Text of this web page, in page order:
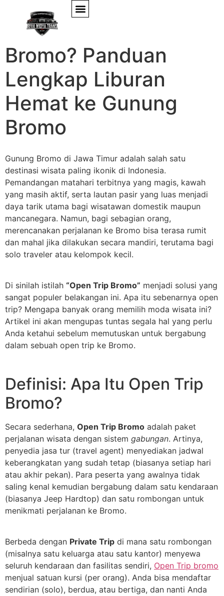
Apa Itu Open Trip
Bromo? Panduan
Lengkap Liburan
Hemat ke Gunung
Bromo
Gunung Bromo di Jawa Timur adalah salah satu
destinasi wisata paling ikonik di Indonesia.
Pemandangan matahari terbitnya yang magis, kawah
yang masih aktif, serta lautan pasir yang luas menjadi
daya tarik utama bagi wisatawan domestik maupun
mancanegara. Namun, bagi sebagian orang,
merencanakan perjalanan ke Bromo bisa terasa rumit
dan mahal jika dilakukan secara mandiri, terutama bagi
solo traveler atau kelompok kecil.
Di sinilah istilah “Open Trip Bromo” menjadi solusi yang
sangat populer belakangan ini. Apa itu sebenarnya open
trip? Mengapa banyak orang memilih moda wisata ini?
Artikel ini akan mengupas tuntas segala hal yang perlu
Anda ketahui sebelum memutuskan untuk bergabung
dalam sebuah open trip ke Bromo.
Definisi: Apa Itu Open Trip
Bromo?
Secara sederhana, Open Trip Bromo adalah paket
perjalanan wisata dengan sistem gabungan. Artinya,
penyedia jasa tur (travel agent) menyediakan jadwal
keberangkatan yang sudah tetap (biasanya setiap hari
atau akhir pekan). Para peserta yang awalnya tidak
saling kenal kemudian bergabung dalam satu kendaraan
(biasanya Jeep Hardtop) dan satu rombongan untuk
menikmati perjalanan ke Bromo.
Berbeda dengan Private Trip di mana satu rombongan
(misalnya satu keluarga atau satu kantor) menyewa
seluruh kendaraan dan fasilitas sendiri, Open Trip bromo
menjual satuan kursi (per orang). Anda bisa mendaftar
sendirian (solo), berdua, atau bertiga, dan nanti Anda